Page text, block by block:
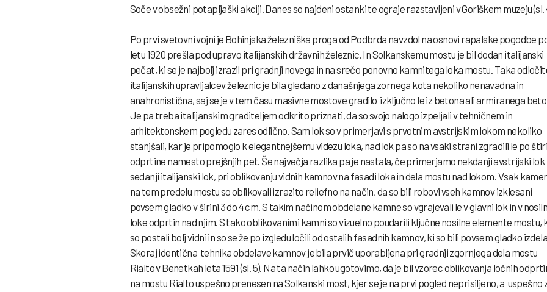
Soče v obsežni potapljaški akciji. Danes so najdeni ostanki te ograje razstavljeni v Goriškem muzeju (sl.
Po prvi svetovni vojni je Bohinjska železniška proga od Podbrda navzdol na osnovi rapalske pogodbe
letu 1920 prešla pod upravo italijanskih državnih železnic. In Solkanskemu mostu je bil dodan italijanski
pečat, ki se je najbolj izrazil pri gradnji novega in na srečo ponovno kamnitega loka mostu. Taka
italijanskih upravljalcev železnic je bila gledano z današnjega zornega kota nekoliko nenavadna in
anahronistična, saj se je v tem času masivne mostove gradilo izključno le iz betona ali armiranega
Je pa treba italijanskim graditeljem odkrito priznati, da so svojo nalogo izpeljali v tehničnem in
arhitektonskem pogledu zares odlično. Sam lok so v primerjavi s prvotnim avstrijskim lokom nekoliko
stanjšali, kar je pripomoglo k elegantnejšemu videzu loka, nad lok pa so na vsaki strani zgradili le po štiri
odprtine namesto prejšnjih pet. Še največja razlika pa je nastala, če primerjamo nekdanji avstrijski lok
sedanji italijanski lok, pri oblikovanju vidnih kamnov na fasadi loka in dela mostu nad lokom. Vsak
na tem predelu mostu so oblikovali izrazito reliefno na način, da so bili robovi vseh kamnov izklesani
povsem gladko v širini 3 do 4 cm. S takim načinom obdelane kamne so vgrajevali le v glavni lok in v
loke odprtin nad njim. S tako oblikovanimi kamni so vizuelno poudarili ključne nosilne elemente mostu,
so postali bolj vidni in so se že po izgledu ločili od ostalih fasadnih kamnov, ki so bili povsem gladko
Skoraj identična tehnika obdelave kamnov je bila prvič uporabljena pri gradnji zgornjega dela mostu
Rialto v Benetkah leta 1591 (sl. 5). Na ta način lahko ugotovimo, da je bil vzorec oblikovanja ločnih
na mostu Rialto uspešno prenesen na Solkanski most, kjer se je na prvi pogled neprisiljeno, a uspešno